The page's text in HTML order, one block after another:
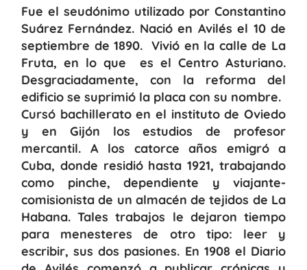
Fue el seudónimo utilizado por Constantino
Suárez Fernández. Nació en Avilés el 10 de
septiembre de 1890. Vivió en la calle de La
Fruta, en lo que es el Centro Asturiano.
Desgraciadamente, con la reforma del
edificio se suprimió la placa con su nombre.
Cursó bachillerato en el instituto de Oviedo
y en Gijón los estudios de profesor
mercantil. A los catorce años emigró a
Cuba, donde residió hasta 1921, trabajando
como pinche, dependiente y viajante-
comisionista de un almacén de tejidos de La
Habana. Tales trabajos le dejaron tiempo
para menesteres de otro tipo: leer y
escribir, sus dos pasiones. En 1908 el Diario